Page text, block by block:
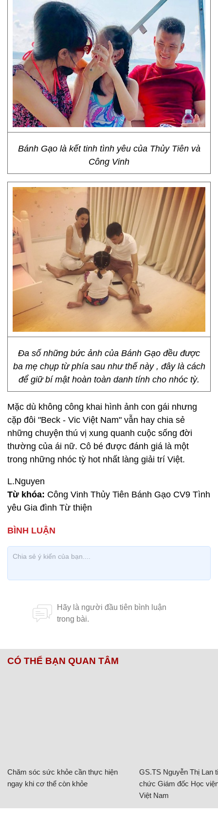
Bánh Gạo là kết tinh tình yêu của Thủy Tiên và
Công Vinh
Đa số những bức ảnh của Bánh Gạo đều được
ba mẹ chụp từ phía sau như thế này , đây là cách
để giữ bí mật hoàn toàn danh tính cho nhóc tỳ.
Mặc dù không công khai hình ảnh con gái nhưng
cặp đôi "Beck - Vic Việt Nam" vẫn hay chia sẻ
những chuyện thú vị xung quanh cuộc sống đời
thường của ái nữ. Cô bé được đánh giá là một
trong những nhóc tỳ hot nhất làng giải trí Việt.
L.Nguyen
Từ khóa: Công Vinh Thủy Tiên Bánh Gạo CV9 Tình
yêu Gia đình Từ thiện
CÓ THỂ BẠN QUAN TÂM
Chăm sóc sức khỏe cần thực hiện
ngay khi cơ thể còn khỏe
GS.TS Nguyễn Thị Lan
chức Giám đốc Học
Việt Nam